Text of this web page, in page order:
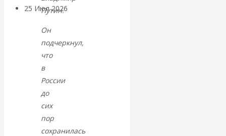
25 Июл 2026
«Об этом
молчат»:
экономист
Валентин
Путин.
Он
подчеркнул,
что
в
России
до
сих
пор
сохранилась